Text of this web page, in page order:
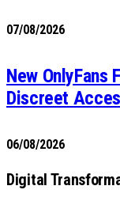
07/08/2026
New OnlyFans
Discreet
06/08/2026
Digital